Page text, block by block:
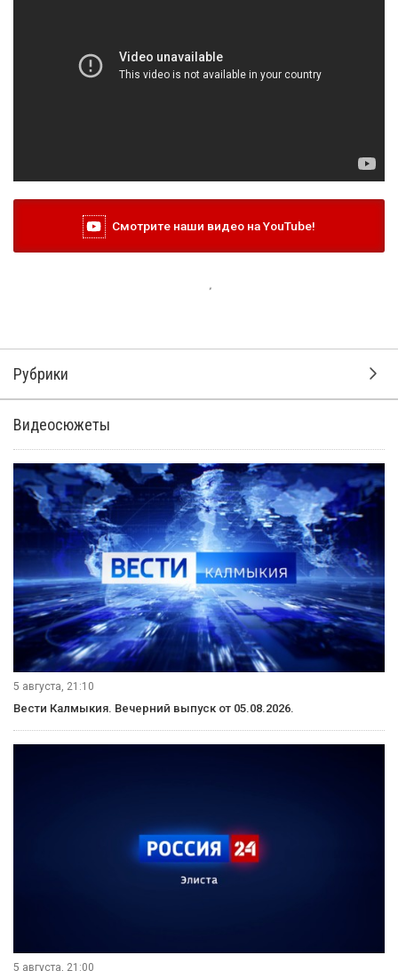
Смотрите наши видео на YouTube!
На боевом посту всегда на коне. В прямом смысле слова.
Уже почти 10 лет в столице обеспечивает порядок
во время общественных мероприятий и охраняет дачные
участки конная полиция. Сейчас в составе отдельного
батальона ППС 8 служебных лошадей. Кавалеристы несут
службу в любую погоду, каждый день по 8 часов в седле.
О непростых буднях всадников в погонах и их проблемах
во время патрулирования узнавала моя коллега Светлана
Аджиева.
Каждый день сюда в конюшню полицейские приходят
за два часа до выезда, за это время необходимо
покормить четвероногого напарника, привести в порядок
амуницию, правильно посадить седло и главное
не перетянуть подпруги. Старший сержант Алексей
Хазыков со своим любимцем Гошей несет службы более
восьми лет, за это время научился чувствовать своего
скакуна и доверять ему.
подчиняться наезднику. Ведь во время патрулирования
в лесопарковой зоне отдыхающие всячески пытаются
напугать животное. Поэтому главное, чтобы животное
несмотря ни на что, должно сохранять спокойствие.
в среднем по 8 часов, но иногда приходится работать